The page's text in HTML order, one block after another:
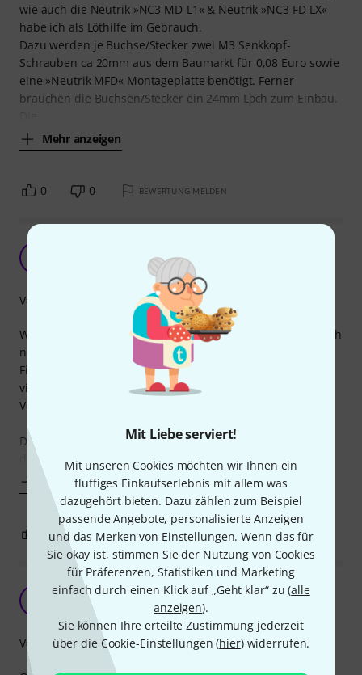
Mit Liebe serviert!
Mit unseren Cookies möchten wir Ihnen ein
fluffiges Einkaufserlebnis mit allem was
dazugehört bieten. Dazu zählen zum Beispiel
passende Angebote, personalisierte Anzeigen
und das Merken von Einstellungen. Wenn das für
Sie okay ist, stimmen Sie der Nutzung von Cookies
für Präferenzen, Statistiken und Marketing
einfach durch einen Klick auf „Geht klar“ zu (alle
anzeigen).
Sie können Ihre erteilte Zustimmung jederzeit
über die Cookie-Einstellungen (hier) widerrufen.
wie auch die Neutrik »NC3 MD-L1« & Neutrik »NC3 FD-LX«
habe ich als Löthilfe im Gebrauch.
Dazu werden je Buchse/Stecker zwei M3 Senkkopf-
Schrauben ca 20mm aus dem Baumarkt für 0,08 Euro sowie
eine »Neutrik MFD« Montageplatte benötigt. Ferner
brauchen die Buchsen/Stecker ein 24mm Loch zum Einbau.
Mehr anzeigen
0 0 BEWERTUNG MELDEN
Florian493 25.10.2009
Was will man zu den Produkten der Firma Neutrik eigentlich
noch groß schreiben? Meiner Meinung nach die führende
Firma in Sachen XLR-Amaturen. Sehr langliebig, nach sehr
vielen Steckzyklen immer noch gut zu stecken, gute
Verriegelung, da wackelt nichts.
Die Buchse ist gut zu löten, die Lötfahnen (oder wie man
diese Teile nennen soll, die aussehen wie eine
Mehr anzeigen
Verarbeitung
0 BEWERTUNG MELDEN
Neutrik ist eben einfach besser...
ReinhardB 15.10.2009
Verarbeitung